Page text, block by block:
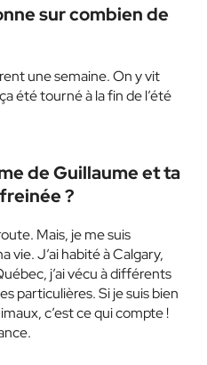
sur combien de
une semaine. On y vit
été tourné à la fin de l’été
de Guillaume et ta
?
Mais, je me suis
vie. J’ai habité à Calgary,
j’ai vécu à différents
particulières. Si je suis bien
c’est ce qui compte !